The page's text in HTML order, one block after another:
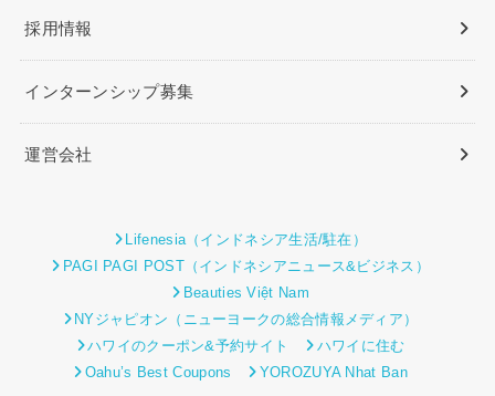
採用情報
インターンシップ募集
運営会社
Lifenesia（インドネシア生活/駐在）
PAGI PAGI POST（インドネシアニュース&ビジネス）
Beauties Việt Nam
NYジャピオン（ニューヨークの総合情報メディア）
ハワイのクーポン&予約サイト
ハワイに住む
Oahu’s Best Coupons
YOROZUYA Nhat Ban